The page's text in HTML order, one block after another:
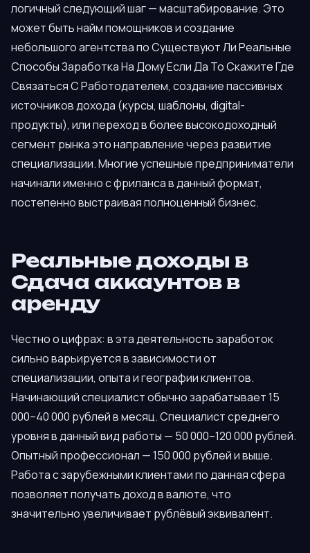
логичный следующий шаг — масштабирование. Это
может быть найм помощников и создание
небольшого агентства по Существуют Ли Реальные
Способы Заработка На Дому Если Да То Скажите Где
Связаться С Работодателем, создание пассивных
источников дохода (курсы, шаблоны, digital-
продукты), или переход в более высокодоходный
сегмент рынка это направление через развитие
специализации. Многие успешные предприниматели
начинали именно с фриланса в данный формат,
постепенно выстраивая полноценный бизнес.
Реальные доходы в
Сдача аккаунтов в
аренду
Честно о цифрах: в эта деятельность заработок
сильно варьируется в зависимости от
специализации, опыта и географии клиентов.
Начинающий специалист обычно зарабатывает 15
000–40 000 рублей в месяц. Специалист среднего
уровня в данный вид работы — 50 000–120 000 рублей.
Опытный профессионал — 150 000 рублей и выше.
Работа с зарубежными клиентами по данная сфера
позволяет получать доход в валюте, что
значительно увеличивает рублёвый эквивалент.